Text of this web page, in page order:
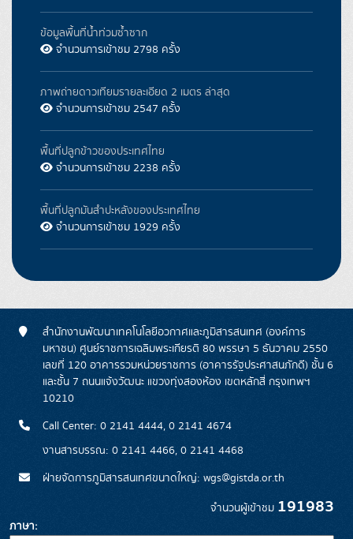
ข้อมูลพื้นที่น้ำท่วมซ้ำซาก
จำนวนการเข้าชม 2798 ครั้ง
ภาพถ่ายดาวเทียมรายละเอียด 2 เมตร ล่าสุด
จำนวนการเข้าชม 2547 ครั้ง
พื้นที่ปลูกข้าวของประเทศไทย
จำนวนการเข้าชม 2238 ครั้ง
พื้นที่ปลูกมันสำปะหลังของประเทศไทย
จำนวนการเข้าชม 1929 ครั้ง
สำนักงานพัฒนาเทคโนโลยีอวกาศและภูมิสารสนเทศ (องค์การ
มหาชน) ศูนย์ราชการเฉลิมพระเกียรติ 80 พรรษา 5 ธันวาคม 2550
เลขที่ 120 อาคารรวมหน่วยราชการ (อาคารรัฐประศาสนภักดี) ชั้น 6
และชั้น 7 ถนนแจ้งวัฒนะ แขวงทุ่งสองห้อง เขตหลักสี่ กรุงเทพฯ
10210
Call Center: 0 2141 4444, 0 2141 4674
งานสารบรรณ: 0 2141 4466, 0 2141 4468
ฝ่ายจัดการภูมิสารสนเทศขนาดใหญ่: wgs@gistda.or.th
จำนวนผู้เข้าชม 191983
ภาษา